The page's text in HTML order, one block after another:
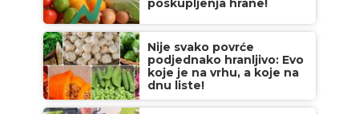
poskupljenja hrane!
Nije svako povrće
podjednako hranljivo: Evo
koje je na vrhu, a koje na
dnu liste!